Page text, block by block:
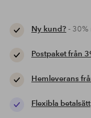
Ny kund?- 30%
Postpaket från
Hemleverans
Flexibla betalsätt